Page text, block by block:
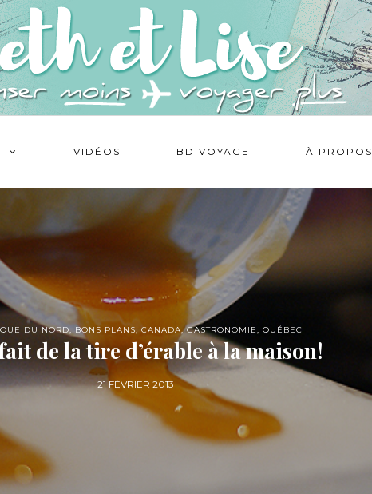
VIDÉOS BD VOYAGE À PROPOS
DU NORD, BONS PLANS, CANADA,GASTRONOMIE, QUÉBEC
de la tire d’érable à la maison!
21 FÉVRIER 2013